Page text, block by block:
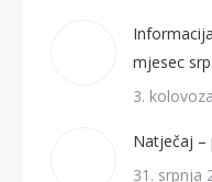
mjesec
3.
Natječaj –
31. srpnja